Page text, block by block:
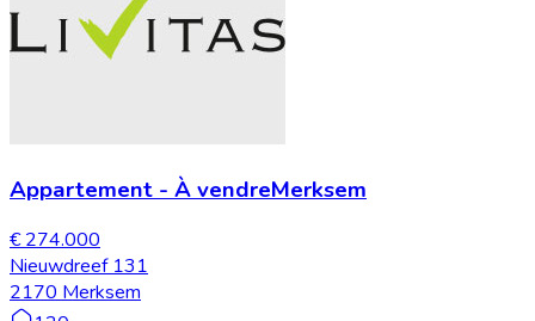
Appartement - À vendreMerksem
€ 274.000
Nieuwdreef 131
2170 Merksem